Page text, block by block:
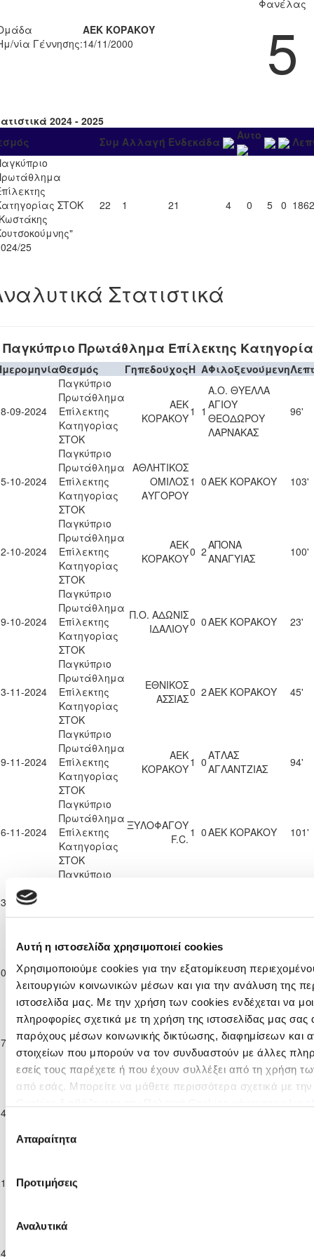
Αυτή η ιστοσελίδα χρησιμοποιεί cookies
Χρησιμοποιούμε cookies για την εξατομίκευση
λειτουργιών κοινωνικών μέσων και για την ανάλυση της
ιστοσελίδα μας. Με την χρήση των cookies ενδέχεται να
πληροφορίες σχετικά με τη χρήση της ιστοσελίδας μας
παρόχους μέσων κοινωνικής δικτύωσης, διαφημίσεων και
στοιχείων που μπορούν να τον συνδυαστούν με άλλες
εσείς τους παρέχετε ή που έχουν συλλέξει από τη χρήση
από εσάς. Μπορείτε να μάθετε περισσότερα σχετικά με
συγκατάθεσης
Απαραίτητα
Προτιμήσεις
Αναλυτικά
ΑΕΚ ΚΟΡΑΚΟΥ
νία Γέννησης:14/11/2000
Φανέλας
5
2024 - 2025
Συμ Αλλαγή Ενδεκάδα Αυτο
ΣΤΟΚ
25
22 1 21 4 0 5 0 1862
Στατιστικά
Παγκύπριο Πρωτάθλημα Επίλεκτης
Θεσμός ΓηπεδούχοςH AΦιλοξενούμενη
09-2024
Παγκύπριο
Πρωτάθλημα
Επίλεκτης
Κατηγορίας
ΣΤΟΚ
ΑΕΚ
ΚΟΡΑΚΟΥ1 1
Α.Ο. ΘΥΕΛΛΑ
ΑΓΙΟΥ
ΘΕΟΔΩΡΟΥ
ΛΑΡΝΑΚΑΣ
96'
10-2024
Παγκύπριο
Πρωτάθλημα
Επίλεκτης
Κατηγορίας
ΣΤΟΚ
ΑΘΛΗΤΙΚΟΣ
ΟΜΙΛΟΣ
ΑΥΓΟΡΟΥ
1 0ΑΕΚ ΚΟΡΑΚΟΥ 103'
10-2024
Παγκύπριο
Πρωτάθλημα
Επίλεκτης
Κατηγορίας
ΣΤΟΚ
ΑΕΚ
ΚΟΡΑΚΟΥ0 2ΑΠΟΝΑ
ΑΝΑΓΥΙΑΣ
100'
10-2024
Παγκύπριο
Πρωτάθλημα
Επίλεκτης
Κατηγορίας
ΣΤΟΚ
Π.Ο. ΑΔΩΝΙΣ
ΙΔΑΛΙΟΥ0 0ΑΕΚ ΚΟΡΑΚΟΥ 23'
11-2024
Παγκύπριο
Πρωτάθλημα
Επίλεκτης
Κατηγορίας
ΣΤΟΚ
ΕΘΝΙΚΟΣ
ΑΣΣΙΑΣ0 2ΑΕΚ ΚΟΡΑΚΟΥ 45'
11-2024
Παγκύπριο
Πρωτάθλημα
Επίλεκτης
Κατηγορίας
ΣΤΟΚ
ΑΕΚ
ΚΟΡΑΚΟΥ1 0ΑΤΛΑΣ
ΑΓΛΑΝΤΖΙΑΣ
94'
11-2024
Παγκύπριο
Πρωτάθλημα
Επίλεκτης
Κατηγορίας
ΣΤΟΚ
ΞΥΛΟΦΑΓΟΥ
F.C. 1 0ΑΕΚ ΚΟΡΑΚΟΥ 101'
11-2024
Παγκύπριο
Κατηγορίας
11-2024
Παγκύπριο
Επίλεκτης
Κατηγορίας
ΣΤΟΚ
ΑΕΚ
ΚΟΡΑΚΟΥ
0 0ΚΟΡΝΟΣ F.C.
2013
96'
12-2024
Παγκύπριο
Πρωτάθλημα
Επίλεκτης
Κατηγορίας
ΣΤΟΚ
ΟΡΦΕΑΣ
ΛΕΥΚΩΣΙΑΣ1 1ΑΕΚ ΚΟΡΑΚΟΥ 97'
12-2024
Παγκύπριο
ΣΤΟΚ
12-2024
Επίλεκτης
01-2025
Παγκύπριο